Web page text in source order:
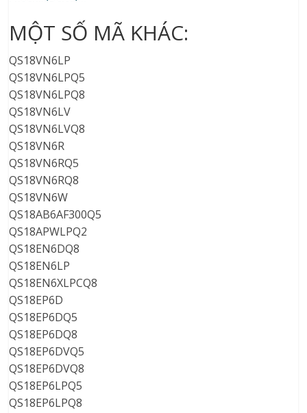
MỘT SỐ MÃ KHÁC:
QS18VN6LP
QS18VN6LPQ5
QS18VN6LPQ8
QS18VN6LV
QS18VN6LVQ8
QS18VN6R
QS18VN6RQ5
QS18VN6RQ8
QS18VN6W
QS18AB6AF300Q5
QS18APWLPQ2
QS18EN6DQ8
QS18EN6LP
QS18EN6XLPCQ8
QS18EP6D
QS18EP6DQ5
QS18EP6DQ8
QS18EP6DVQ5
QS18EP6DVQ8
QS18EP6LPQ5
QS18EP6LPQ8